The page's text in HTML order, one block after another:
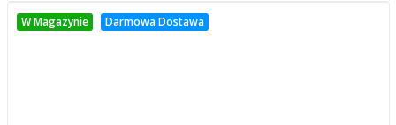
W Magazynie Darmowa Dostawa